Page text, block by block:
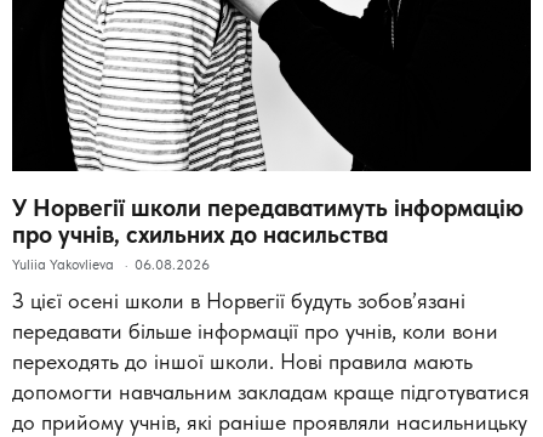
У Норвегії школи передаватимуть інформацію
про учнів, схильних до насильства
Yuliia Yakovlieva 06.08.2026
З цієї осені школи в Норвегії будуть зобов’язані
передавати більше інформації про учнів, коли вони
переходять до іншої школи. Нові правила мають
допомогти навчальним закладам краще підготуватися
до прийому учнів, які раніше проявляли насильницьку